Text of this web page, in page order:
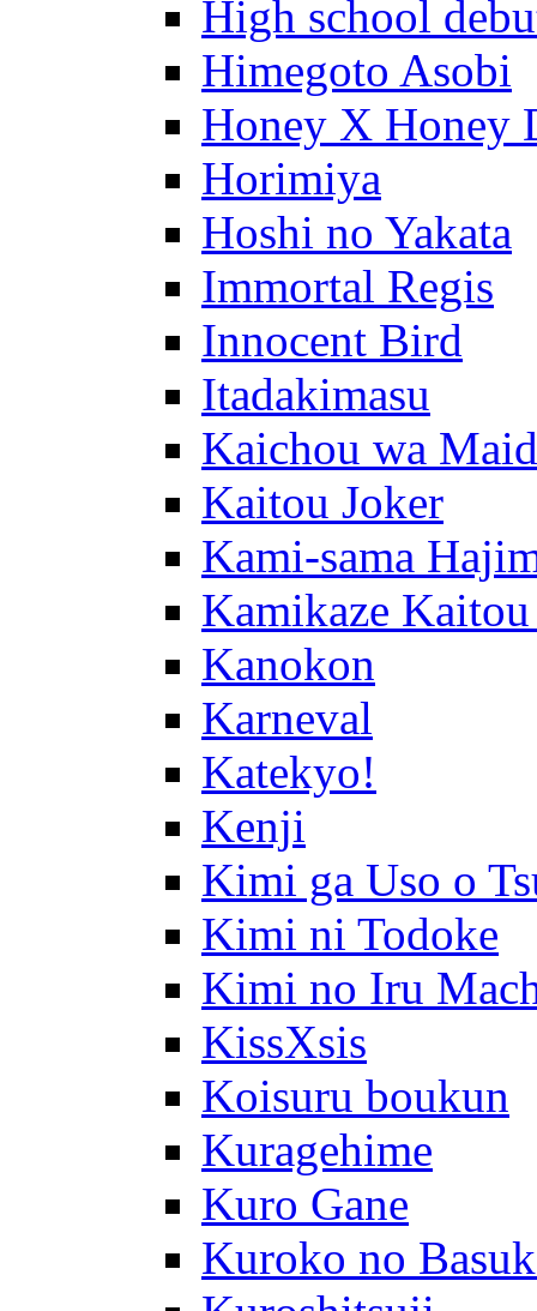
High school
Himegoto Asobi
Honey X Honey
Horimiya
Hoshi no Yakata
Immortal Regis
Innocent Bird
Itadakimasu
Kaichou wa
Kaitou Joker
Kami-sama
Kamikaze Kaitou
Kanokon
Karneval
Katekyo!
Kenji
Kimi ga Uso o
Kimi ni Todoke
Kimi no Iru
KissXsis
Koisuru boukun
Kuragehime
Kuro Gane
Kuroko no